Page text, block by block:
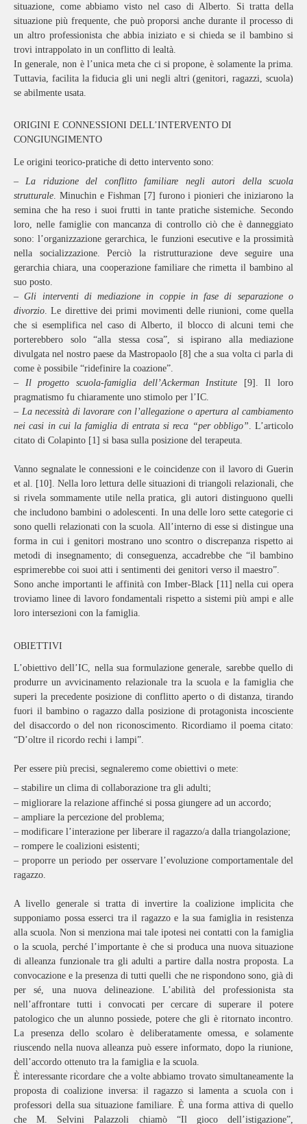
situazione, come abbiamo visto nel caso di Alberto. Si tratta della
situazione più frequente, che può proporsi anche durante il processo di
un altro professionista che abbia iniziato e si chieda se il bambino si
trovi intrappolato in un conflitto di lealtà.
In generale, non è l’unica meta che ci si propone, è solamente la prima.
Tuttavia, facilita la fiducia gli uni negli altri (genitori, ragazzi, scuola)
se abilmente usata.
ORIGINI E CONNESSIONI DELL’INTERVENTO DI
CONGIUNGIMENTO
Le origini teorico-pratiche di detto intervento sono:
– La riduzione del conflitto familiare negli autori della scuola
strutturale. Minuchin e Fishman [7] furono i pionieri che iniziarono la
semina che ha reso i suoi frutti in tante pratiche sistemiche. Secondo
loro, nelle famiglie con mancanza di controllo ciò che è danneggiato
sono: l’organizzazione gerarchica, le funzioni esecutive e la prossimità
nella socializzazione. Perciò la ristrutturazione deve seguire una
gerarchia chiara, una cooperazione familiare che rimetta il bambino al
suo posto.
– Gli interventi di mediazione in coppie in fase di separazione o
divorzio. Le direttive dei primi movimenti delle riunioni, come quella
che si esemplifica nel caso di Alberto, il blocco di alcuni temi che
porterebbero solo “alla stessa cosa”, si ispirano alla mediazione
divulgata nel nostro paese da Mastropaolo [8] che a sua volta ci parla di
come è possibile “ridefinire la coazione”.
– Il progetto scuola-famiglia dell’Ackerman Institute [9]. Il loro
pragmatismo fu chiaramente uno stimolo per l’IC.
– La necessità di lavorare con l’allegazione o apertura al cambiamento
nei casi in cui la famiglia di entrata si reca “per obbligo”. L’articolo
citato di Colapinto [1] si basa sulla posizione del terapeuta.
Vanno segnalate le connessioni e le coincidenze con il lavoro di Guerin
et al. [10]. Nella loro lettura delle situazioni di triangoli relazionali, che
si rivela sommamente utile nella pratica, gli autori distinguono quelli
che includono bambini o adolescenti. In una delle loro sette categorie ci
sono quelli relazionati con la scuola. All’interno di esse si distingue una
forma in cui i genitori mostrano uno scontro o discrepanza rispetto ai
metodi di insegnamento; di conseguenza, accadrebbe che “il bambino
esprimerebbe coi suoi atti i sentimenti dei genitori verso il maestro”.
Sono anche importanti le affinità con Imber-Black [11] nella cui opera
troviamo linee di lavoro fondamentali rispetto a sistemi più ampi e alle
loro intersezioni con la famiglia.
OBIETTIVI
L’obiettivo dell’IC, nella sua formulazione generale, sarebbe quello di
produrre un avvicinamento relazionale tra la scuola e la famiglia che
superi la precedente posizione di conflitto aperto o di distanza, tirando
fuori il bambino o ragazzo dalla posizione di protagonista incosciente
del disaccordo o del non riconoscimento. Ricordiamo il poema citato:
“D’oltre il ricordo rechi i lampi”.
Per essere più precisi, segnaleremo come obiettivi o mete:
– stabilire un clima di collaborazione tra gli adulti;
– migliorare la relazione affinché si possa giungere ad un accordo;
– ampliare la percezione del problema;
– modificare l’interazione per liberare il ragazzo/a dalla triangolazione;
– rompere le coalizioni esistenti;
– proporre un periodo per osservare l’evoluzione comportamentale del
ragazzo.
A livello generale si tratta di invertire la coalizione implicita che
supponiamo possa esserci tra il ragazzo e la sua famiglia in resistenza
alla scuola. Non si menziona mai tale ipotesi nei contatti con la famiglia
o la scuola, perché l’importante è che si produca una nuova situazione
di alleanza funzionale tra gli adulti a partire dalla nostra proposta. La
convocazione e la presenza di tutti quelli che ne rispondono sono, già di
per sé, una nuova delineazione. L’abilità del professionista sta
nell’affrontare tutti i convocati per cercare di superare il potere
patologico che un alunno possiede, potere che gli è ritornato incontro.
La presenza dello scolaro è deliberatamente omessa, e solamente
riuscendo nella nuova alleanza può essere informato, dopo la riunione,
dell’accordo ottenuto tra la famiglia e la scuola.
È interessante ricordare che a volte abbiamo trovato simultaneamente la
proposta di coalizione inversa: il ragazzo si lamenta a scuola con i
professori della sua situazione familiare. È una forma attiva di quello
che M. Selvini Palazzoli chiamò “Il gioco dell’istigazione”,